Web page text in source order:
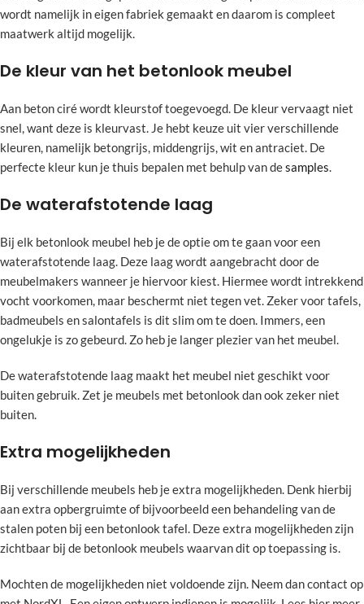
wordt namelijk in eigen fabriek gemaakt en daarom is compleet
maatwerk altijd mogelijk.
De kleur van het betonlook meubel
Aan beton ciré wordt kleurstof toegevoegd. De kleur vervaagt niet
snel, want deze is kleurvast. Je hebt keuze uit vier verschillende
kleuren, namelijk betongrijs, middengrijs, wit en antraciet. De
perfecte kleur kun je thuis bepalen met behulp van desamples.
De waterafstotende laag
Bij elk betonlook meubel heb je de optie om te gaan voor een
waterafstotende laag. Deze laag wordt aangebracht door de
meubelmakers wanneer je hiervoor kiest. Hiermee wordt intrekkend
vocht voorkomen, maar beschermt niet tegen vet. Zeker voor tafels,
badmeubels en salontafels is dit slim om te doen. Immers, een
ongelukje is zo gebeurd. Zo heb je langer plezier van het meubel.
De waterafstotende laag maakt het meubel niet geschikt voor
buiten gebruik. Zet je meubels met betonlook dan ook zeker niet
buiten.
Extra mogelijkheden
Bij verschillende meubels heb je extra mogelijkheden. Denk hierbij
aan extra opbergruimte of bijvoorbeeld een behandeling van de
stalen poten bij een betonlook tafel. Deze extra mogelijkheden zijn
zichtbaar bij de betonlook meubels waarvan dit op toepassing is.
Mochten de mogelijkheden niet voldoende zijn. Neem dan contact op